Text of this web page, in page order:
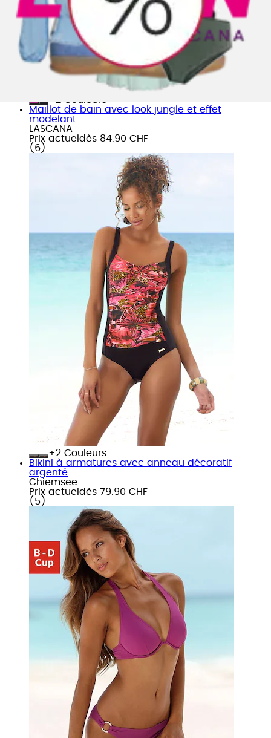
Maillot de bain avec look jungle et effet
modelant
LASCANA
Prix actuel dès 84.90 CHF
( 6 )
+
Couleurs
Bikini à armatures avec anneau décoratif
argenté
Chiemsee
Prix actuel dès 79.90 CHF
( 5 )